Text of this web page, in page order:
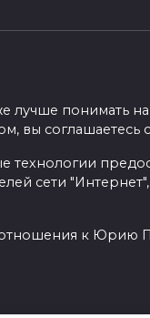
лучше понимать
вы соглашаетесь
сети
к Юрию